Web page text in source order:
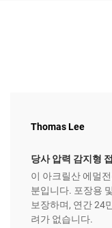
Thomas Lee
당사 압력 감지형
이 아크릴산 에멀
분입니다. 포장용
보장하며, 연간 24
려가 없습니다.